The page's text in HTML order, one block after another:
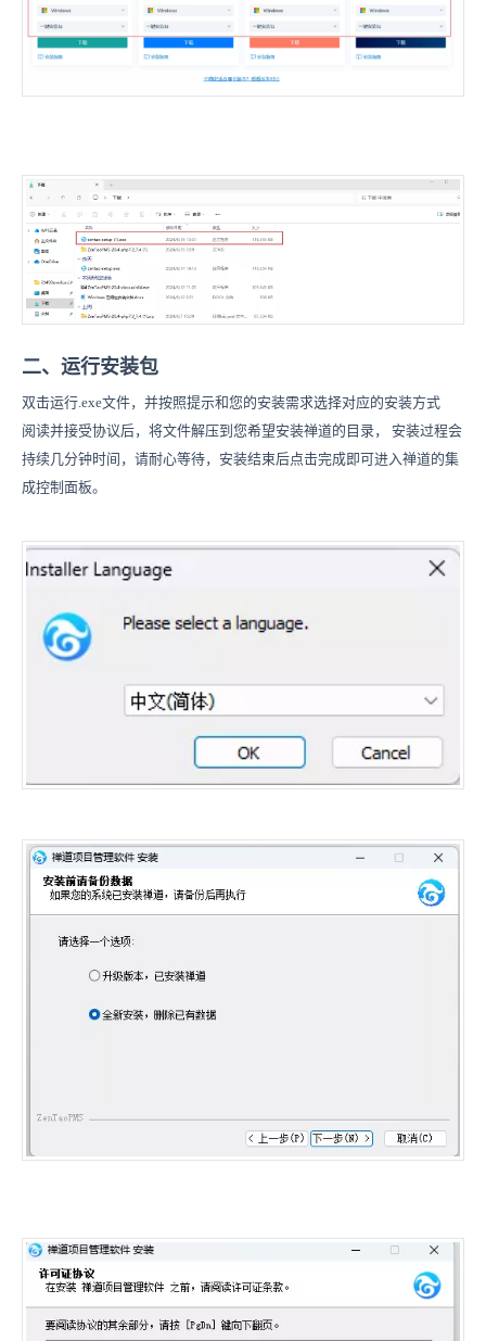
二、运行安装包
双击运行.exe文件，并按照提示和您的安装需求选择对应的安装方式
阅读并接受协议后，将文件解压到您希望安装禅道的目录， 安装过程会
持续几分钟时间，请耐心等待，安装结束后点击完成即可进入禅道的集
成控制面板。